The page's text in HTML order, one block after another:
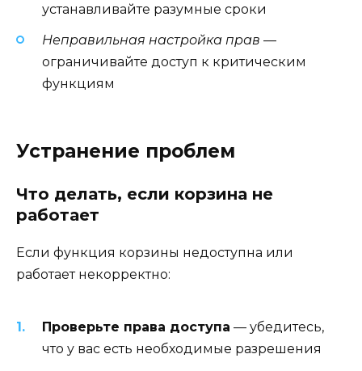
устанавливайте разумные сроки
Неправильная настройка прав —
ограничивайте доступ к критическим
функциям
Устранение проблем
Что делать, если корзина не
работает
Если функция корзины недоступна или
работает некорректно:
Проверьте права доступа — убедитесь,
что у вас есть необходимые разрешения